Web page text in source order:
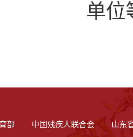
单位
部 中国残疾人联合会 山东